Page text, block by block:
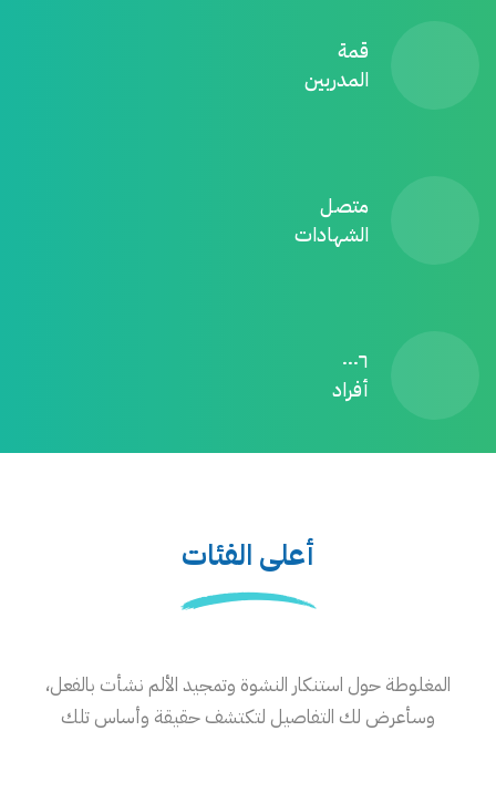
قمة
المدربين
متصل
الشهادات
٠٠٠٦
أفراد
أعلى الفئات
المغلوطة حول استنكار النشوة وتمجيد الألم نشأت بالفعل،
وسأعرض لك التفاصيل لتكتشف حقيقة وأساس تلك